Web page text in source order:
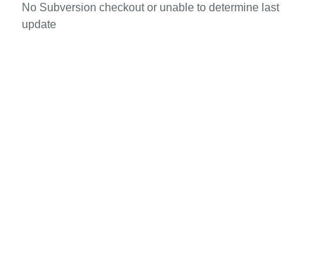
No Subversion checkout or unable to determine last
update